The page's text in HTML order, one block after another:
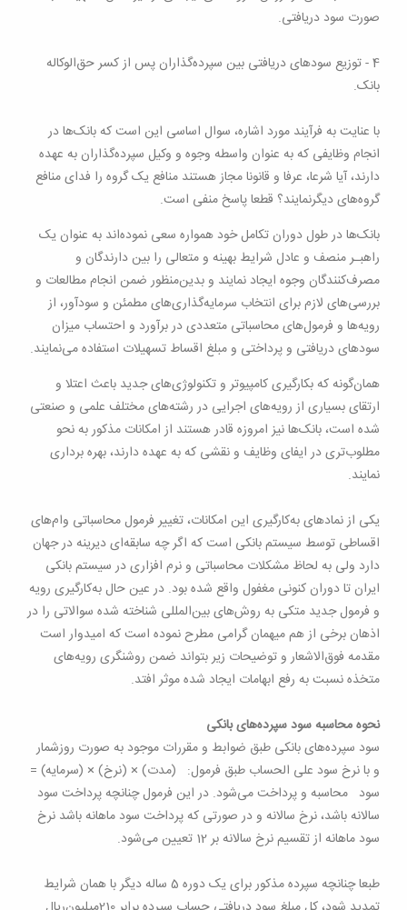
صورت سود دریافتی.
4 - توزیع سودهای دریافتی بین سپرده‌گذاران پس از کسر حق‌الوکاله
بانک.
با عنایت به فرآیند مورد اشاره، سوال اساسی این است که بانک‌ها در
انجام وظایفی که به عنوان واسطه وجوه و وکیل سپرده‌گذاران به عهده
دارند، آیا شرعا، عرفا و قانونا مجاز هستند منافع یک گروه را فدای منافع
گروه‌های دیگرنمایند؟ قطعا پاسخ منفی است.
بانک‌ها در طول دوران تکامل خود همواره سعی نموده‌اند به عنوان یک
راهبـر منصف و عادل شرایط بهینه و متعالی را بین دارندگان و
مصرف‌کنندگان وجوه ایجاد نمایند و بدین‌منظور ضمن انجام مطالعات و
بررسی‌های لازم برای انتخاب سرمایه‌گذاری‌های مطمئن و سودآور، از
رویه‌ها و فرمول‌های محاسباتی متعددی در برآورد و احتساب میزان
سودهای دریافتی و پرداختی و مبلغ اقساط تسهیلات استفاده می‌نمایند.
همان‌گونه که بکارگیری کامپیوتر و تکنولوژی‌های جدید باعث اعتلا و
ارتقای بسیاری از رویه‌های اجرایی در رشته‌های مختلف علمی و صنعتی
شده است، بانک‌ها نیز امروزه قادر هستند از امکانات مذکور به نحو
مطلوب‌تری در ایفای وظایف و نقشی که به عهده دارند، بهره برداری
نمایند.
یکی از نمادهای به‌کارگیری این امکانات، تغییر فرمول محاسباتی وام‌های
اقساطی توسط سیستم بانکی است که اگر چه سابقه‌ای دیرینه در جهان
دارد ولی به لحاظ مشکلات محاسباتی و نرم افزاری در سیستم بانکی
ایران تا دوران کنونی مغفول واقع شده بود. در عین حال به‌کارگیری رویه
و فرمول جدید متکی به روش‌های بین‌المللی شناخته شده سوالاتی را در
اذهان برخی از هم میهمان گرامی مطرح نموده است که امیدوار است
مقدمه فوق‌الاشعار و توضیحات زیر بتواند ضمن روشنگری رویه‌های
متخذه نسبت به رفع ابهامات ایجاد شده موثر افتد.
نحوه محاسبه سود سپرده‌های بانکی
سود سپرده‌های بانکی طبق ضوابط و مقررات موجود به صورت روزشمار
و با نرخ سود علی الحساب طبق فرمول: (مدت) × (نرخ) × (سرمایه) =
سود محاسبه و پرداخت می‌شود. در این فرمول چنانچه پرداخت سود
سالانه باشد، نرخ سالانه و در صورتی که پرداخت سود ماهانه باشد نرخ
سود ماهانه از تقسیم نرخ سالانه بر 12 تعیین می‌شود
.
طبعا چنانچه سپرده مذکور برای یک دوره 5 ساله دیگر با همان شرایط